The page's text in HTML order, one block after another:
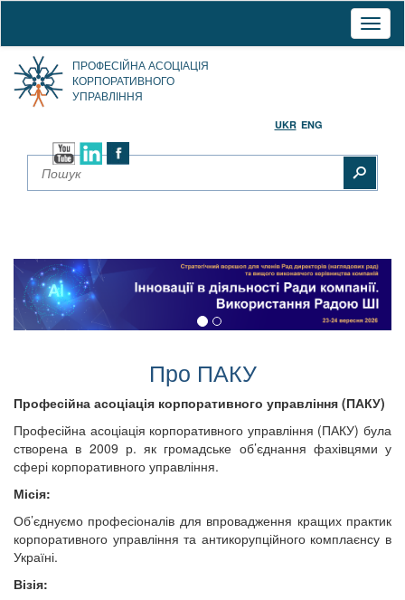
ПРОФЕСІЙНА АСОЦІАЦІЯ
КОРПОРАТИВНОГО
УПРАВЛІННЯ
UKR ENG
Про ПАКУ
Професійна асоціація корпоративного управління (ПАКУ)
Професійна асоціація корпоративного управління (ПАКУ) була
створена в 2009 р. як громадське об’єднання фахівцями у
сфері корпоративного управління.
Місія:
Об’єднуємо професіоналів для впровадження кращих практик
корпоративного управління та антикорупційного комплаєнсу в
Україні.
Візія: